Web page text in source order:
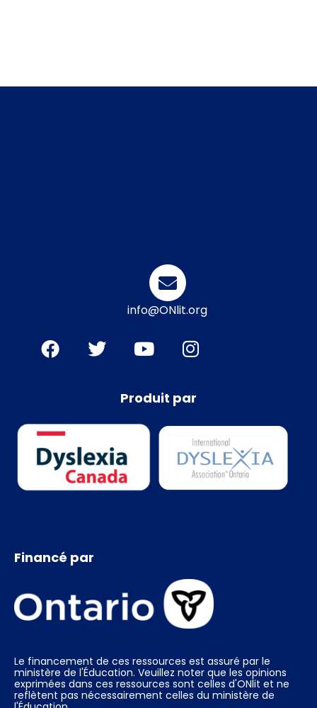
info@ONlit.org
Produit par
Financé par
Le financement de ces ressources est assuré par le
ministère de l'Éducation. Veuillez noter que les opinions
exprimées dans ces ressources sont celles d'ONlit et ne
reflètent pas nécessairement celles du ministère de